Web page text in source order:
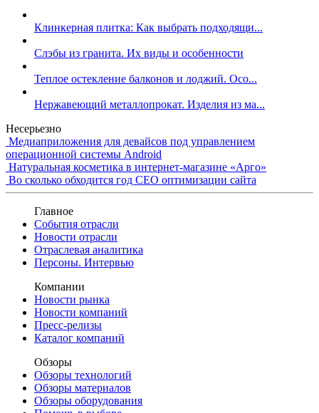
Клинкерная плитка: Как выбрать подходящи...
Слэбы из гранита. Их виды и особенности
Теплое остекление балконов и лоджий. Осо...
Нержавеющий металлопрокат. Изделия из ма...
Несерьезно
Медиаприложения для девайсов под управлением
операционной системы Android
Натуральная косметика в интернет-магазине «Арго»
Во сколько обходится год СЕО оптимизации сайта
Главное
События отрасли
Новости отрасли
Отраслевая аналитика
Персоны. Интервью
Компании
Новости рынка
Новости компаний
Пресс-релизы
Каталог компаний
Обзоры
Обзоры технологий
Обзоры материалов
Обзоры оборудования